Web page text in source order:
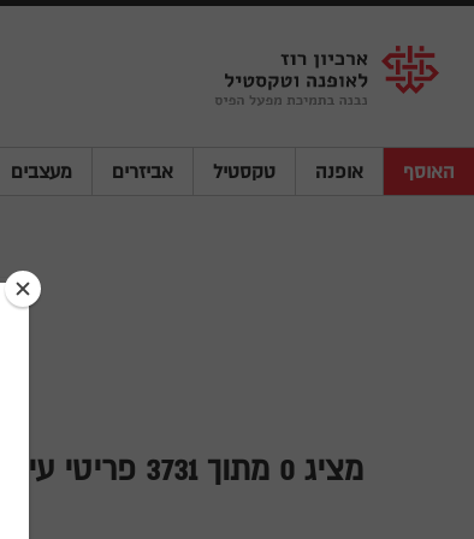
Shenkar
Logo
האוסף אופנה טקסטיל אביזרים מעצבים
מציג 0 מתוך 3731 פריטי עיצוב